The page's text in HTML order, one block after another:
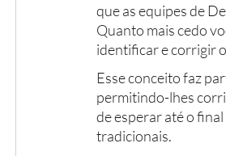
que as equipes de
Quanto mais cedo
identificar e corrigir
Esse conceito faz
permitindo-lhes
de esperar até o
tradicionais.